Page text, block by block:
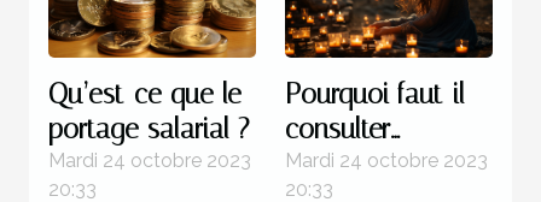
Qu’est-ce que le
portage salarial ?
Mardi 24 octobre 2023
20:33
Pourquoi faut-il
consulter
l’horoscope ?
Mardi 24 octobre 2023
20:33